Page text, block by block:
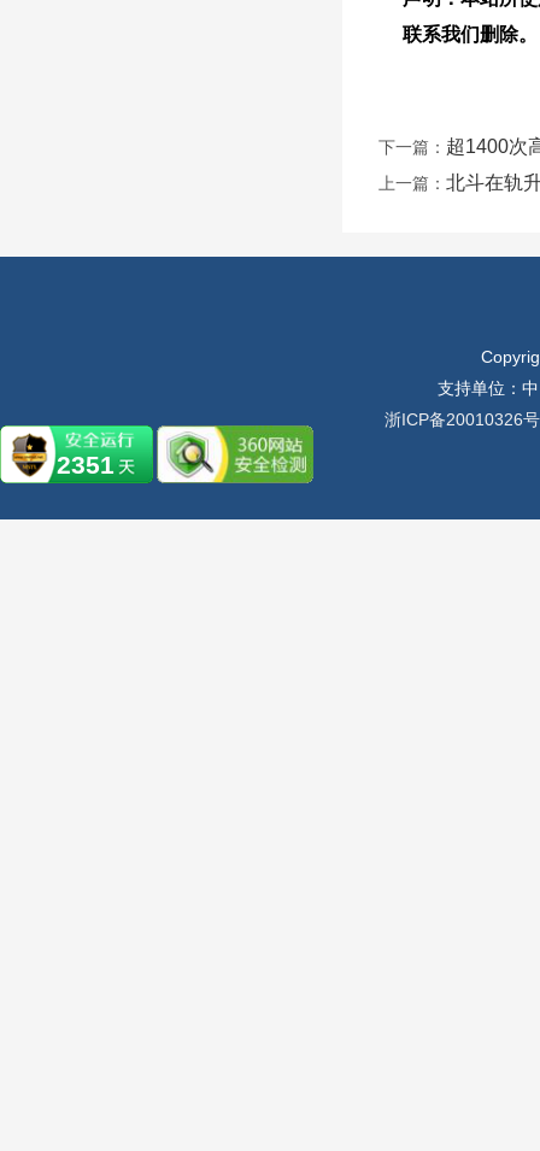
联系我们删除。
下一篇： 超1400次
上一篇： 北斗在轨
支持单位：
浙ICP备20010326
2351